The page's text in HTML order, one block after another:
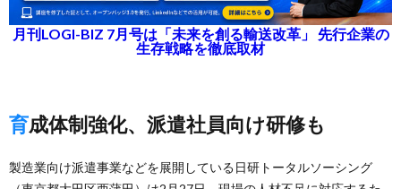
月刊LOGI-BIZ 7月号は「未来を創る輸送改革」 先行企業の
生存戦略を徹底取材
育成体制強化、派遣社員向け研修も
製造業向け派遣事業などを展開している日研トータルソーシング